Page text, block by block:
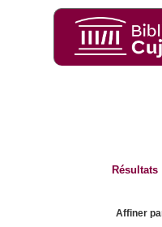
Résultats
Affiner